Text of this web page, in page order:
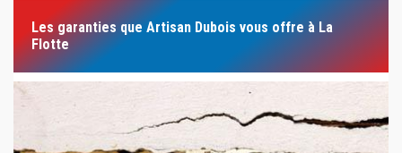
Les garanties que Artisan Dubois vous offre à La
Flotte